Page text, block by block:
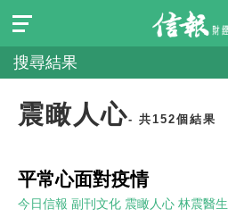
搜尋結果
震瞰人心- 共152個結果
平常心面對疫情
今日信報 副刊文化 震瞰人心 林震醫生